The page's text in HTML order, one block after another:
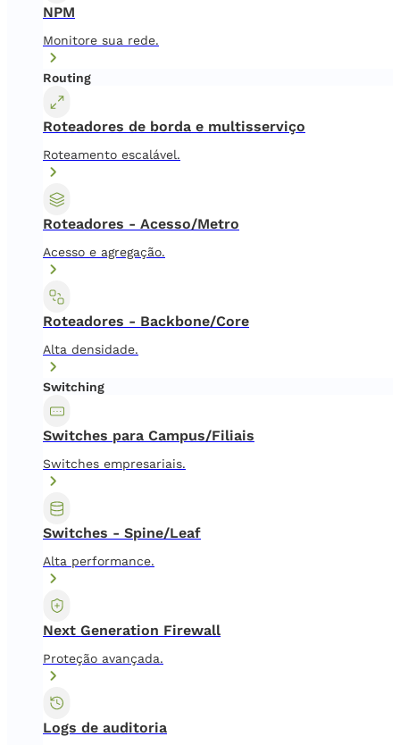
NPM
Monitore sua rede.
Routing
Roteadores de borda e multisserviço
Roteamento escalável.
Roteadores - Acesso/Metro
Acesso e agregação.
Roteadores - Backbone/Core
Alta densidade.
Switching
Switches para Campus/Filiais
Switches empresariais.
Switches - Spine/Leaf
Alta performance.
Next Generation Firewall
Proteção avançada.
Logs de auditoria